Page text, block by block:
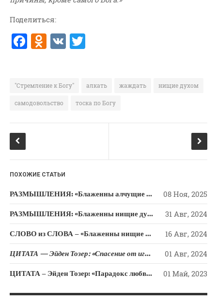
Поделиться:
F
a
e
b
o
O
d
o
kl
a
ki
V
K
te
r
"Стремление к Богу" алкать жаждать нищие духом
самодовольство тоска по Богу
ПОХОЖИЕ СТАТЬИ
РАЗМЫШЛЕНИЯ: «Блаженны алчущие и жаждущие правды» 08 Ноя, 2025
РАЗМЫШЛЕНИЯ: «Блаженны нищие духом» 31 Авг, 2024
СЛОВО из СЛОВА – «Блаженны нищие духом» (постоянно жаждущие Господа и исполнения Его Духом) 16 Авг, 2024
ЦИТАТА — Эйден Тозер: «Спасение от ига гордости и претензий – в кротости Христа». 01 Авг, 2024
ЦИТАТА – Эйден Тозер: «Парадокс любви – найдя Бога, мы продолжаем Его искать». 01 Май, 2023